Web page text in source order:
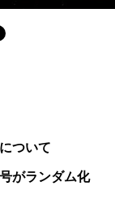
ついて
がランダム化